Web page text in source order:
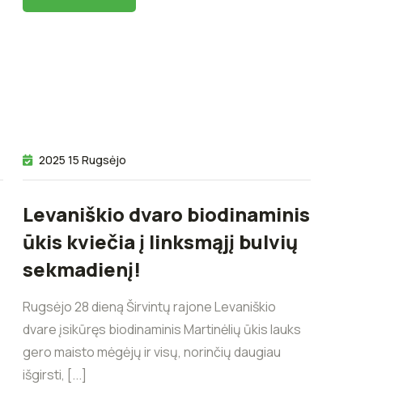
2025 15 Rugsėjo
Levaniškio dvaro biodinaminis
ūkis kviečia į linksmąjį bulvių
sekmadienį!
Rugsėjo 28 dieną Širvintų rajone Levaniškio
dvare įsikūręs biodinaminis Martinėlių ūkis lauks
gero maisto mėgėjų ir visų, norinčių daugiau
išgirsti, [...]